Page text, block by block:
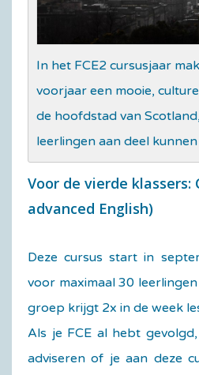
In het FCE2 cursusjaar
voorjaar een mooie,
de hoofdstad van
leerlingen aan deel
Voor de vierde klassers:
advanced English)
Deze cursus start in
voor maximaal 30
groep krijgt 2x in de week
Als je FCE al hebt
adviseren of je aan deze